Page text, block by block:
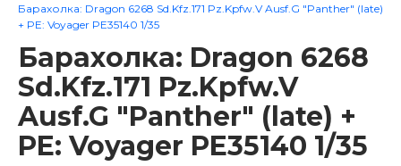
Барахолка: Dragon 6268 Sd.Kfz.171 Pz.Kpfw.V Ausf.G "Panther" (late)
+ PE: Voyager PE35140 1/35
Барахолка: Dragon 6268
Sd.Kfz.171 Pz.Kpfw.V
Ausf.G "Panther" (late) +
PE: Voyager PE35140 1/35